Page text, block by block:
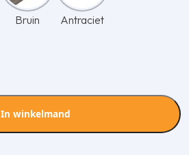
Bruin
Antraciet
In winkelmand